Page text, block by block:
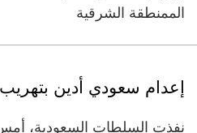
الممنطقة الشرقية
إعدام سعودي أدين
نفذت السلطات السعودية،